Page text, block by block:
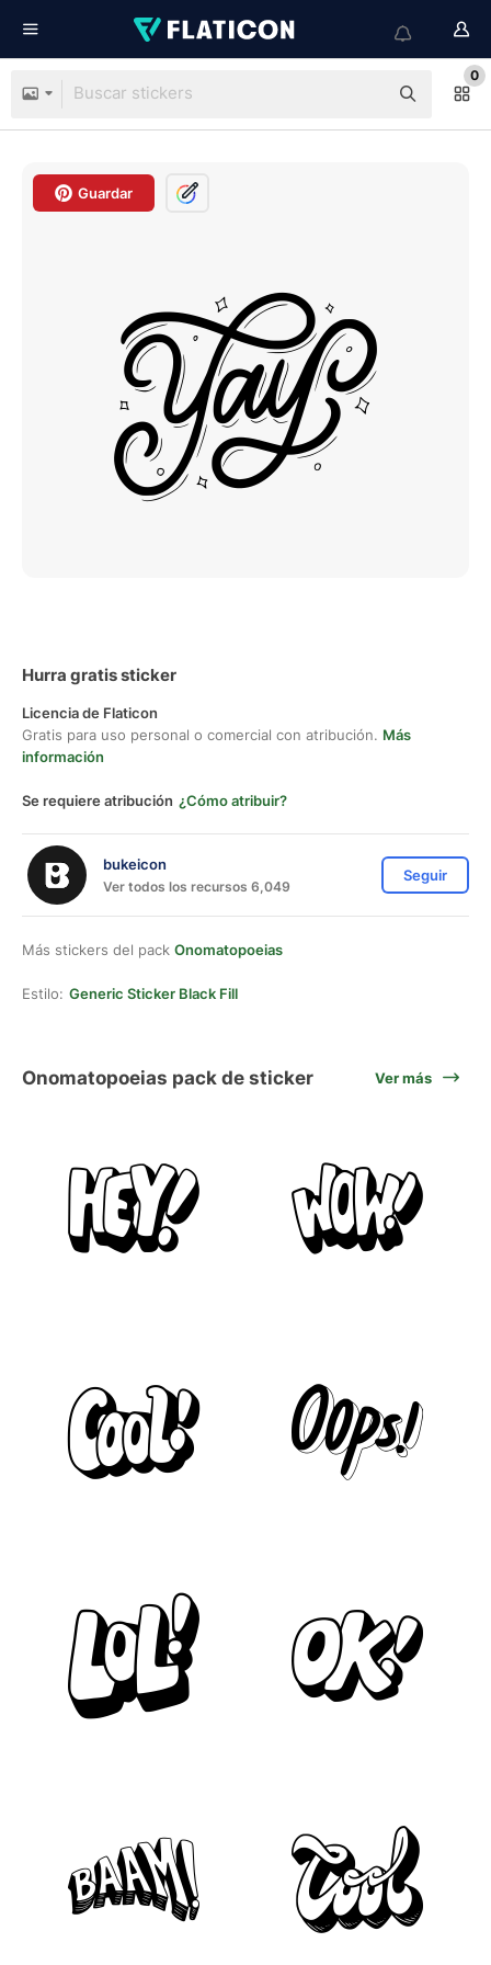
0
Guardar
Hurra gratis sticker
Licencia de Flaticon
Gratis para uso personal o comercial con atribución. Más
información
Se requiere atribución ¿Cómo atribuir?
bukeicon
Ver todos los recursos 6,049
Seguir
Más stickers del pack Onomatopoeias
Estilo: Generic Sticker Black Fill
Onomatopoeias pack de sticker Ver más